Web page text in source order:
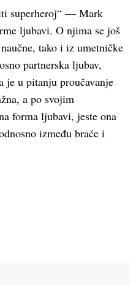
superheroj“ — Mark
ljubavi. O njima se još
tako i iz umetničke
partnerska ljubav,
je u pitanju proučavanje
a po svojim
forma ljubavi, jeste ona
između braće i